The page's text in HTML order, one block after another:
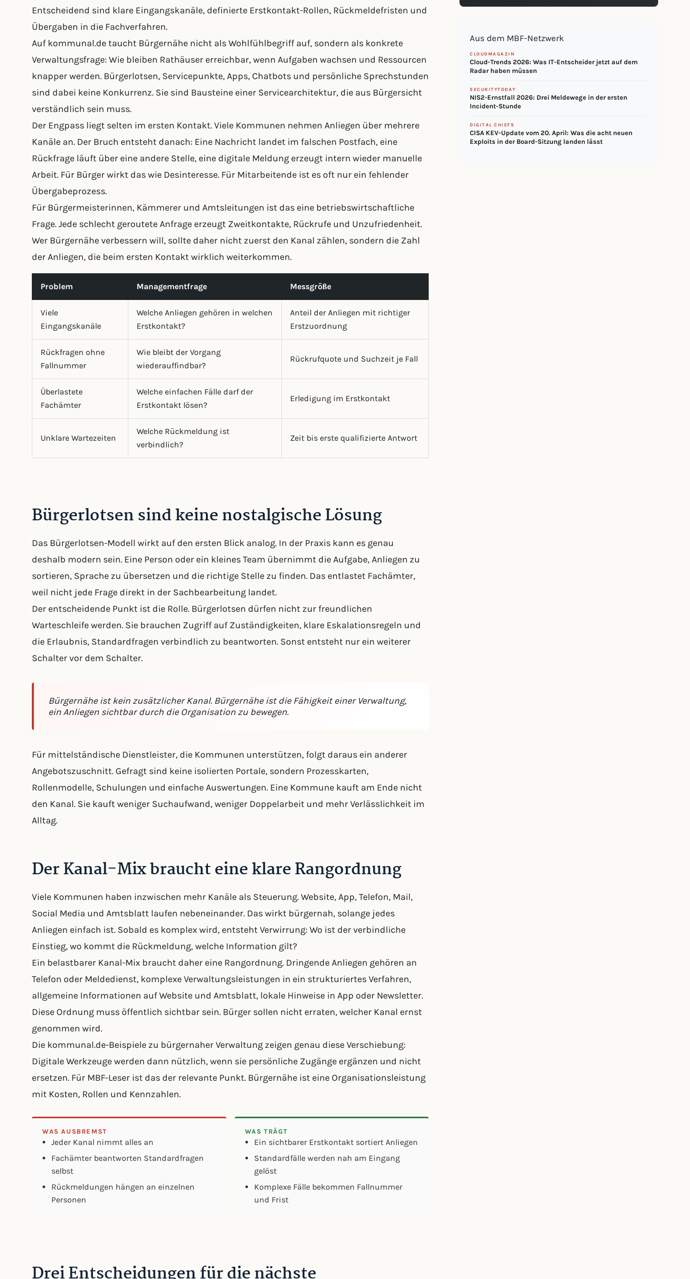
Entscheidend sind klare Eingangskanäle, definierte Erstkontakt-Rollen, Rückmeldefristen und
Übergaben in die Fachverfahren.
Auf kommunal.de taucht Bürgernähe nicht als Wohlfühlbegriff auf, sondern als konkrete
Verwaltungsfrage: Wie bleiben Rathäuser erreichbar, wenn Aufgaben wachsen und Ressourcen
knapper werden. Bürgerlotsen, Servicepunkte, Apps, Chatbots und persönliche Sprechstunden
sind dabei keine Konkurrenz. Sie sind Bausteine einer Servicearchitektur, die aus Bürgersicht
verständlich sein muss.
Der Engpass liegt selten im ersten Kontakt. Viele Kommunen nehmen Anliegen über mehrere
Kanäle an. Der Bruch entsteht danach: Eine Nachricht landet im falschen Postfach, eine
Rückfrage läuft über eine andere Stelle, eine digitale Meldung erzeugt intern wieder manuelle
Arbeit. Für Bürger wirkt das wie Desinteresse. Für Mitarbeitende ist es oft nur ein fehlender
Übergabeprozess.
Für Bürgermeisterinnen, Kämmerer und Amtsleitungen ist das eine betriebswirtschaftliche
Frage. Jede schlecht geroutete Anfrage erzeugt Zweitkontakte, Rückrufe und Unzufriedenheit.
Wer Bürgernähe verbessern will, sollte daher nicht zuerst den Kanal zählen, sondern die Zahl
der Anliegen, die beim ersten Kontakt wirklich weiterkommen.
Problem Managementfrage Messgröße
Viele
Eingangskanäle
Welche Anliegen gehören in welchen
Erstkontakt?
Anteil der Anliegen mit richtiger
Erstzuordnung
Rückfragen ohne
Fallnummer
Wie bleibt der Vorgang
wiederauffindbar?
Rückrufquote und Suchzeit je Fall
Überlastete
Fachämter
Welche einfachen Fälle darf der
Erstkontakt lösen?
Erledigung im Erstkontakt
Unklare Wartezeiten
Welche Rückmeldung ist
verbindlich?
Zeit bis erste qualifizierte Antwort
Bürgerlotsen sind keine nostalgische Lösung
Das Bürgerlotsen-Modell wirkt auf den ersten Blick analog. In der Praxis kann es genau
deshalb modern sein. Eine Person oder ein kleines Team übernimmt die Aufgabe, Anliegen zu
sortieren, Sprache zu übersetzen und die richtige Stelle zu finden. Das entlastet Fachämter,
weil nicht jede Frage direkt in der Sachbearbeitung landet.
Der entscheidende Punkt ist die Rolle. Bürgerlotsen dürfen nicht zur freundlichen
Warteschleife werden. Sie brauchen Zugriff auf Zuständigkeiten, klare Eskalationsregeln und
die Erlaubnis, Standardfragen verbindlich zu beantworten. Sonst entsteht nur ein weiterer
Schalter vor dem Schalter.
Bürgernähe ist kein zusätzlicher Kanal. Bürgernähe ist die Fähigkeit einer Verwaltung,
ein Anliegen sichtbar durch die Organisation zu bewegen.
Für mittelständische Dienstleister, die Kommunen unterstützen, folgt daraus ein anderer
Angebotszuschnitt. Gefragt sind keine isolierten Portale, sondern Prozesskarten,
Rollenmodelle, Schulungen und einfache Auswertungen. Eine Kommune kauft am Ende nicht
den Kanal. Sie kauft weniger Suchaufwand, weniger Doppelarbeit und mehr Verlässlichkeit im
Alltag.
Der Kanal-Mix braucht eine klare Rangordnung
Viele Kommunen haben inzwischen mehr Kanäle als Steuerung. Website, App, Telefon, Mail,
Social Media und Amtsblatt laufen nebeneinander. Das wirkt bürgernah, solange jedes
Anliegen einfach ist. Sobald es komplex wird, entsteht Verwirrung: Wo ist der verbindliche
Einstieg, wo kommt die Rückmeldung, welche Information gilt?
Ein belastbarer Kanal-Mix braucht daher eine Rangordnung. Dringende Anliegen gehören an
Telefon oder Meldedienst, komplexe Verwaltungsleistungen in ein strukturiertes Verfahren,
allgemeine Informationen auf Website und Amtsblatt, lokale Hinweise in App oder Newsletter.
Diese Ordnung muss öffentlich sichtbar sein. Bürger sollen nicht erraten, welcher Kanal ernst
genommen wird.
Die kommunal.de-Beispiele zu bürgernaher Verwaltung zeigen genau diese Verschiebung:
Digitale Werkzeuge werden dann nützlich, wenn sie persönliche Zugänge ergänzen und nicht
ersetzen. Für MBF-Leser ist das der relevante Punkt. Bürgernähe ist eine Organisationsleistung
mit Kosten, Rollen und Kennzahlen.
WAS AUSBREMST
Jeder Kanal nimmt alles an
Fachämter beantworten Standardfragen
selbst
Rückmeldungen hängen an einzelnen
Personen
WAS TRÄGT
Ein sichtbarer Erstkontakt sortiert Anliegen
Standardfälle werden nah am Eingang
gelöst
Komplexe Fälle bekommen Fallnummer
und Frist
Aus dem MBF-Netzwerk
CLOUDMAGAZIN
Cloud-Trends 2026: Was IT-Entscheider jetzt auf dem
Radar haben müssen
SECURITYTODAY
NIS2-Ernstfall 2026: Drei Meldewege in der ersten
Incident-Stunde
DIGITAL CHIEFS
CISA KEV-Update vom 20. April: Was die acht neuen
Exploits in der Board-Sitzung landen lässt